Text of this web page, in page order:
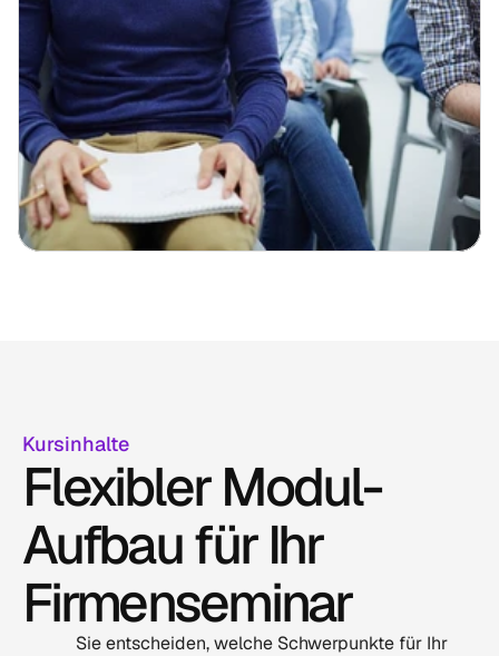
Kursinhalte
Flexibler Modul-
Aufbau für Ihr
Firmenseminar
Sie entscheiden, welche Schwerpunkte für Ihr